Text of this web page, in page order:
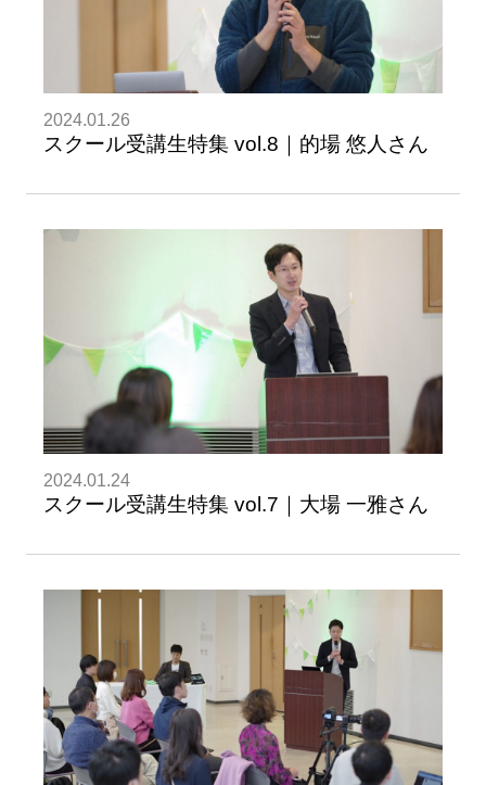
2024.01.26
スクール受講生特集 vol.8｜的場 悠人さん
2024.01.24
スクール受講生特集 vol.7｜大場 一雅さん